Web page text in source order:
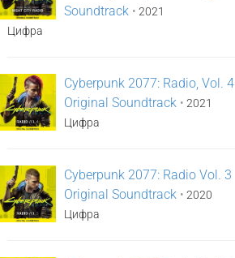
Soundtrack • 2021
Цифра
Cyberpunk 2077: Radio, Vol. 4
Original Soundtrack • 2021
Цифра
Cyberpunk 2077: Radio Vol. 3
Original Soundtrack • 2020
Цифра